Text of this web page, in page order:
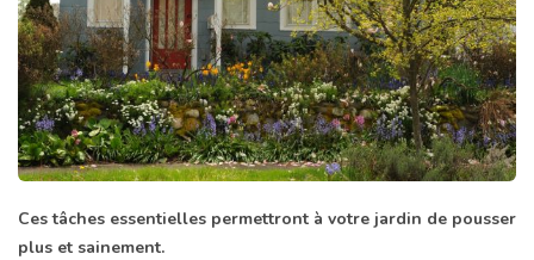
Ces tâches essentielles permettront à votre jardin de pousser
plus et sainement.